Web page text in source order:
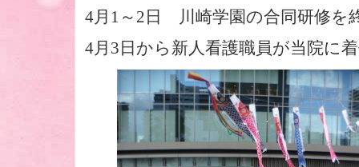
4月1～2日 川崎学園の合同研修
4月3日から新人看護職員が当院に